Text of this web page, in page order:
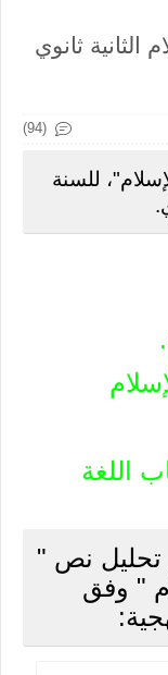
ثانوي
(94)
للسنة
اللغة
تحليل نص "
" وفق